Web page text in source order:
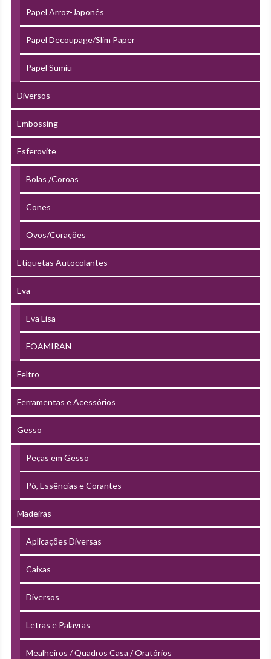
Papel Arroz-Japonês
Papel Decoupage/Slim Paper
Papel Sumiu
Diversos
Embossing
Esferovite
Bolas /Coroas
Cones
Ovos/Corações
Etiquetas Autocolantes
Eva
Eva Lisa
FOAMIRAN
Feltro
Ferramentas e Acessórios
Gesso
Peças em Gesso
Pó, Essências e Corantes
Madeiras
Aplicações Diversas
Caixas
Diversos
Letras e Palavras
Mealheiros / Quadros Casa / Oratórios